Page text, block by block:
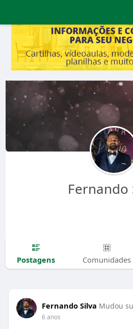
Fernando
Postagens Comunidades
Fernando Silva Mudou
6 anos